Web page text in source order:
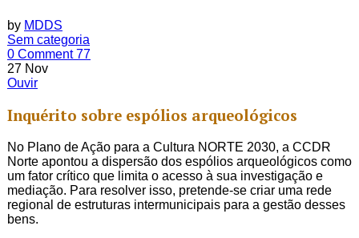
by MDDS
Sem categoria
0 Comment77
27 Nov
Ouvir
Inquérito sobre espólios arqueológicos
No Plano de Ação para a Cultura NORTE 2030, a CCDR
Norte apontou a dispersão dos espólios arqueológicos como
um fator crítico que limita o acesso à sua investigação e
mediação. Para resolver isso, pretende-se criar uma rede
regional de estruturas intermunicipais para a gestão desses
bens.